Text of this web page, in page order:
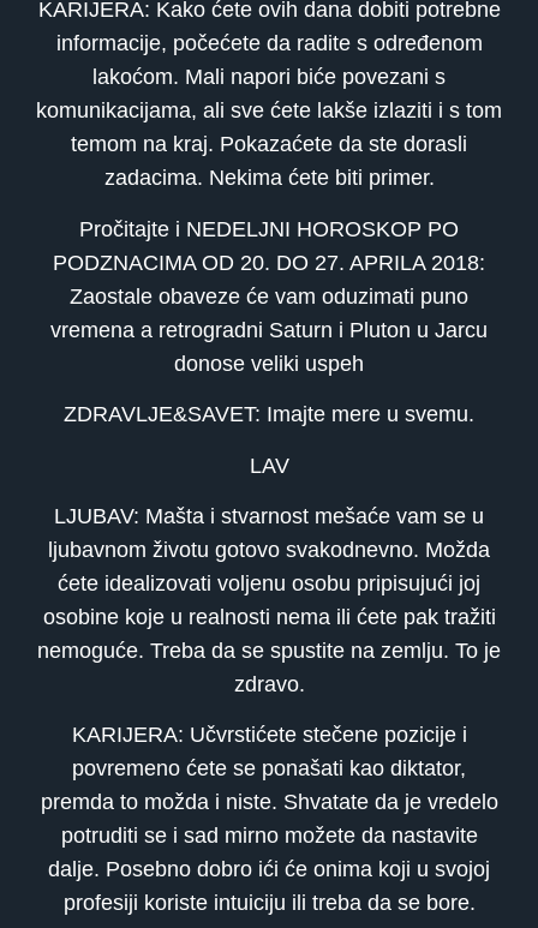
KARIJERA: Kako ćete ovih dana dobiti potrebne
informacije, počećete da radite s određenom
lakoćom. Mali napori biće povezani s
komunikacijama, ali sve ćete lakše izlaziti i s tom
temom na kraj. Pokazaćete da ste dorasli
zadacima. Nekima ćete biti primer.
Pročitajte i NEDELJNI HOROSKOP PO
PODZNACIMA OD 20. DO 27. APRILA 2018:
Zaostale obaveze će vam oduzimati puno
vremena a retrogradni Saturn i Pluton u Jarcu
donose veliki uspeh
ZDRAVLJE&SAVET: Imajte mere u svemu.
LAV
LJUBAV: Mašta i stvarnost mešaće vam se u
ljubavnom životu gotovo svakodnevno. Možda
ćete idealizovati voljenu osobu pripisujući joj
osobine koje u realnosti nema ili ćete pak tražiti
nemoguće. Treba da se spustite na zemlju. To je
zdravo.
KARIJERA: Učvrstićete stečene pozicije i
povremeno ćete se ponašati kao diktator,
premda to možda i niste. Shvatate da je vredelo
potruditi se i sad mirno možete da nastavite
dalje. Posebno dobro ići će onima koji u svojoj
profesiji koriste intuiciju ili treba da se bore.